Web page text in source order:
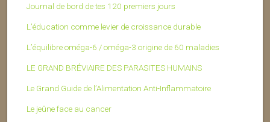
Journal de bord de tes 120 premiers jours
L’éducation comme levier de croissance durable
L’équilibre oméga-6 / oméga-3 origine de 60 maladies
LE GRAND BRÉVIAIRE DES PARASITES HUMAINS
Le Grand Guide de l’Alimentation Anti-Inflammatoire
Le jeûne face au cancer